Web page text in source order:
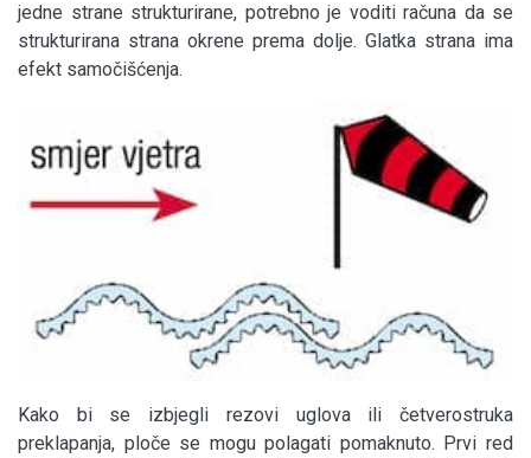
jedne strane strukturirane, potrebno je voditi računa da se
strukturirana strana okrene prema dolje. Glatka strana ima
efekt samočišćenja.
Kako bi se izbjegli rezovi uglova ili četverostruka
preklapanja, ploče se mogu polagati pomaknuto. Prvi red